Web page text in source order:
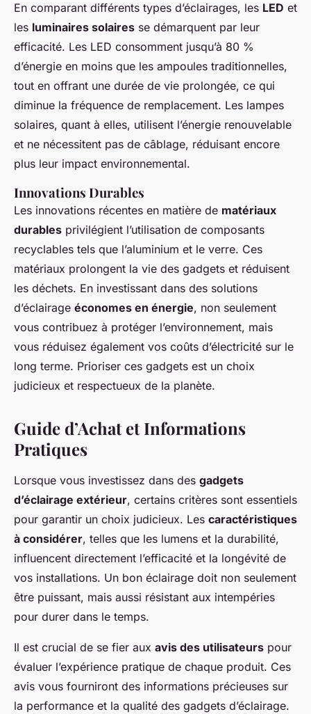
En comparant différents types d’éclairages, les LED et
les luminaires solaires se démarquent par leur
efficacité. Les LED consomment jusqu’à 80 %
d’énergie en moins que les ampoules traditionnelles,
tout en offrant une durée de vie prolongée, ce qui
diminue la fréquence de remplacement. Les lampes
solaires, quant à elles, utilisent l’énergie renouvelable
et ne nécessitent pas de câblage, réduisant encore
plus leur impact environnemental.
Innovations Durables
Les innovations récentes en matière de matériaux
durables privilégient l’utilisation de composants
recyclables tels que l’aluminium et le verre. Ces
matériaux prolongent la vie des gadgets et réduisent
les déchets. En investissant dans des solutions
d’éclairage économes en énergie, non seulement
vous contribuez à protéger l’environnement, mais
vous réduisez également vos coûts d’électricité sur le
long terme. Prioriser ces gadgets est un choix
judicieux et respectueux de la planète.
Guide d’Achat et Informations
Pratiques
Lorsque vous investissez dans des gadgets
d’éclairage extérieur, certains critères sont essentiels
pour garantir un choix judicieux. Les caractéristiques
à considérer, telles que les lumens et la durabilité,
influencent directement l’efficacité et la longévité de
vos installations. Un bon éclairage doit non seulement
être puissant, mais aussi résistant aux intempéries
pour durer dans le temps.
Il est crucial de se fier aux avis des utilisateurs pour
évaluer l’expérience pratique de chaque produit. Ces
avis vous fourniront des informations précieuses sur
la performance et la qualité des gadgets d’éclairage.